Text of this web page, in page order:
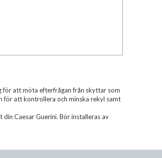
för att möta efterfrågan från skyttar som
för att kontrollera och minska rekyl samt
din Caesar Guerini. Bör installeras av